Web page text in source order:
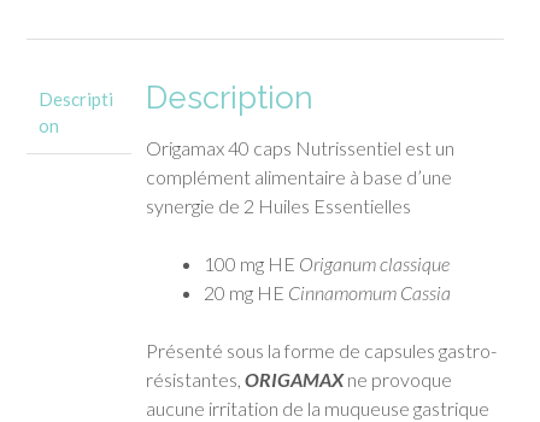
Descripti
on
Description
Origamax 40 caps Nutrissentiel est un
complément alimentaire à base d’une
synergie de 2 Huiles Essentielles
100 mg HE Origanum classique
20 mg HE Cinnamomum Cassia
Présenté sous la forme de capsules gastro-
résistantes, ORIGAMAXne provoque
aucune irritation de la muqueuse gastrique